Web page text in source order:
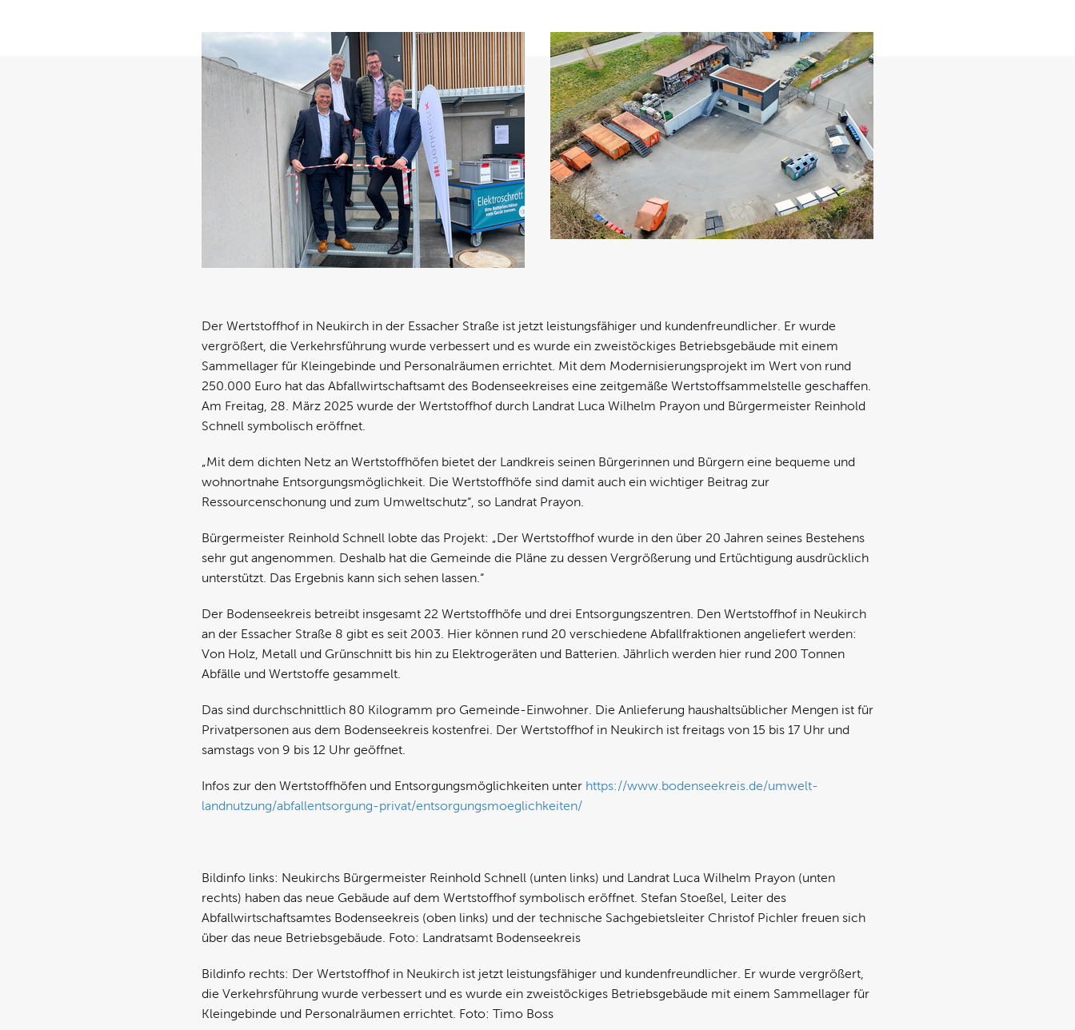
Der Wertstoffhof in Neukirch in der Essacher Straße ist jetzt leistungsfähiger und kundenfreundlicher. Er wurde
vergrößert, die Verkehrsführung wurde verbessert und es wurde ein zweistöckiges Betriebsgebäude mit einem
Sammellager für Kleingebinde und Personalräumen errichtet. Mit dem Modernisierungsprojekt im Wert von rund
250.000 Euro hat das Abfallwirtschaftsamt des Bodenseekreises eine zeitgemäße Wertstoffsammelstelle geschaffen.
Am Freitag, 28. März 2025 wurde der Wertstoffhof durch Landrat Luca Wilhelm Prayon und Bürgermeister Reinhold
Schnell symbolisch eröffnet.
„Mit dem dichten Netz an Wertstoffhöfen bietet der Landkreis seinen Bürgerinnen und Bürgern eine bequeme und
wohnortnahe Entsorgungsmöglichkeit. Die Wertstoffhöfe sind damit auch ein wichtiger Beitrag zur
Ressourcenschonung und zum Umweltschutz“, so Landrat Prayon.
Bürgermeister Reinhold Schnell lobte das Projekt: „Der Wertstoffhof wurde in den über 20 Jahren seines Bestehens
sehr gut angenommen. Deshalb hat die Gemeinde die Pläne zu dessen Vergrößerung und Ertüchtigung ausdrücklich
unterstützt. Das Ergebnis kann sich sehen lassen.“
Der Bodenseekreis betreibt insgesamt 22 Wertstoffhöfe und drei Entsorgungszentren. Den Wertstoffhof in Neukirch
an der Essacher Straße 8 gibt es seit 2003. Hier können rund 20 verschiedene Abfallfraktionen angeliefert werden:
Von Holz, Metall und Grünschnitt bis hin zu Elektrogeräten und Batterien. Jährlich werden hier rund 200 Tonnen
Abfälle und Wertstoffe gesammelt.
Das sind durchschnittlich 80 Kilogramm pro Gemeinde-Einwohner. Die Anlieferung haushaltsüblicher Mengen ist für
Privatpersonen aus dem Bodenseekreis kostenfrei. Der Wertstoffhof in Neukirch ist freitags von 15 bis 17 Uhr und
samstags von 9 bis 12 Uhr geöffnet.
Infos zur den Wertstoffhöfen und Entsorgungsmöglichkeiten unter https://www.bodenseekreis.de/umwelt-
landnutzung/abfallentsorgung-privat/entsorgungsmoeglichkeiten/
Bildinfo links: Neukirchs Bürgermeister Reinhold Schnell (unten links) und Landrat Luca Wilhelm Prayon (unten
rechts) haben das neue Gebäude auf dem Wertstoffhof symbolisch eröffnet. Stefan Stoeßel, Leiter des
Abfallwirtschaftsamtes Bodenseekreis (oben links) und der technische Sachgebietsleiter Christof Pichler freuen sich
über das neue Betriebsgebäude. Foto: Landratsamt Bodenseekreis
Bildinfo rechts: Der Wertstoffhof in Neukirch ist jetzt leistungsfähiger und kundenfreundlicher. Er wurde vergrößert,
die Verkehrsführung wurde verbessert und es wurde ein zweistöckiges Betriebsgebäude mit einem Sammellager für
Kleingebinde und Personalräumen errichtet. Foto: Timo Boss